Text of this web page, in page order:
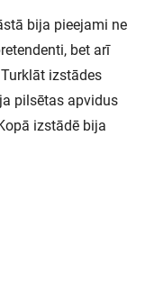
bija pieejami ne
bet arī
izstādes
pilsētas apvidus
izstādē bija